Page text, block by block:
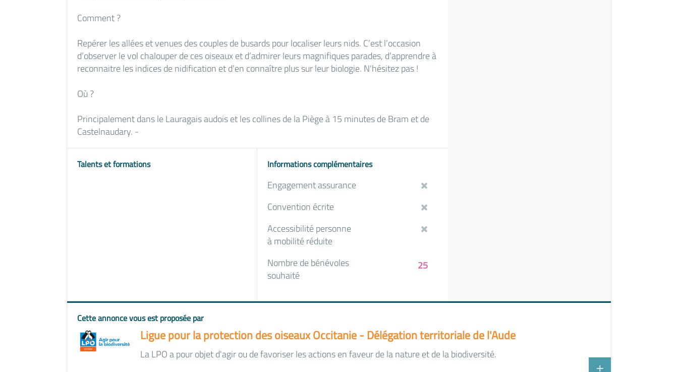
Comment ?
Repérer les allées et venues des couples de busards pour localiser leurs nids. C’est l’occasion
d’observer le vol chalouper de ces oiseaux et d’admirer leurs magnifiques parades, d’apprendre à
reconnaitre les indices de nidification et d’en connaître plus sur leur biologie. N'hésitez pas !
Où ?
Principalement dans le Lauragais audois et les collines de la Piège à 15 minutes de Bram et de
Castelnaudary. -
Talents et formations Informations complémentaires
Engagement assurance
Convention écrite
Accessibilité personne
à mobilité réduite
25
Nombre de bénévoles
souhaité
Cette annonce vous est proposée par
Ligue pour la protection des oiseaux Occitanie - Délégation territoriale de l'Aude
La LPO a pour objet d'agir ou de favoriser les actions en faveur de la nature et de la biodiversité.